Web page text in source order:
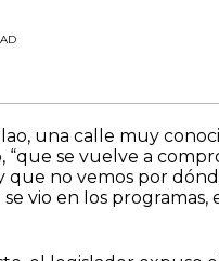
una calle muy
“que se vuelve a
que no vemos por
se vio en los